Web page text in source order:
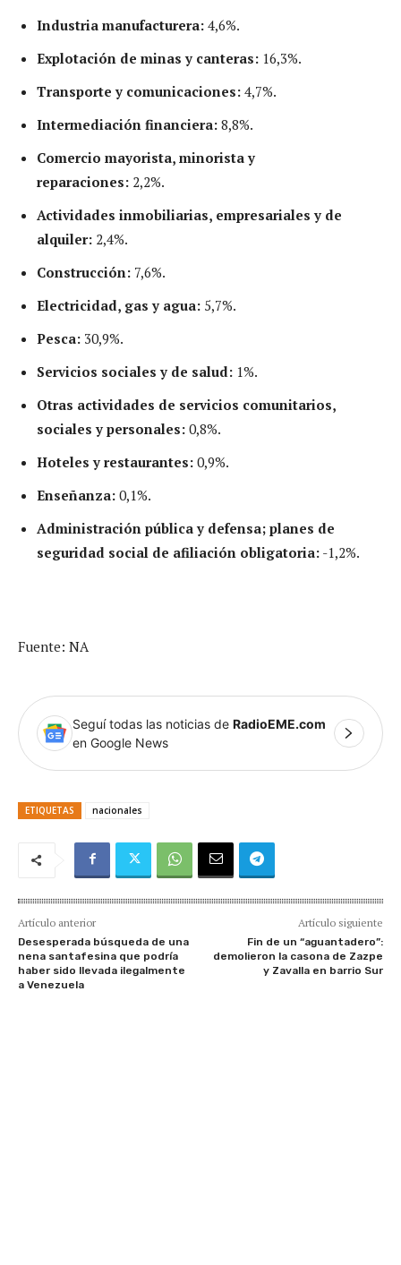
Industria manufacturera: 4,6%.
Explotación de minas y canteras: 16,3%.
Transporte y comunicaciones: 4,7%.
Intermediación financiera: 8,8%.
Comercio mayorista, minorista y
reparaciones: 2,2%.
Actividades inmobiliarias, empresariales y de
alquiler: 2,4%.
Construcción: 7,6%.
Electricidad, gas y agua: 5,7%.
Pesca: 30,9%.
Servicios sociales y de salud: 1%.
Otras actividades de servicios comunitarios,
sociales y personales: 0,8%.
Hoteles y restaurantes: 0,9%.
Enseñanza: 0,1%.
Administración pública y defensa; planes de
seguridad social de afiliación obligatoria: -1,2%.
Fuente: NA
Seguí todas las noticias de RadioEME.com
en Google News
ETIQUETAS nacionales
Artículo anterior
Desesperada búsqueda de una
nena santafesina que podría
haber sido llevada ilegalmente
a Venezuela
Artículo siguiente
Fin de un “aguantadero”:
demolieron la casona de Zazpe
y Zavalla en barrio Sur